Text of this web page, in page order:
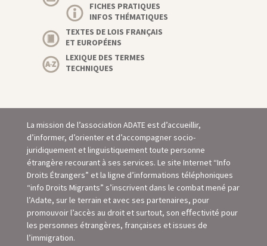
FICHES PRATIQUES
INFOS THÉMATIQUES
TEXTES DE LOIS FRANÇAIS
ET EUROPÉENS
LEXIQUE DES TERMES
TECHNIQUES
La mission de l’association ADATE est d’accueillir,
d’informer, d’orienter et d’accompagner socio-
juridiquement et linguistiquement toute personne
étrangère recourant à ses services. Le site Internet “Info
Droits Étrangers” et la ligne d’informations téléphoniques
“info Droits Migrants” s’inscrivent dans le combat mené par
l’Adate, sur le terrain et avec ses partenaires, pour
promouvoir l’accès au droit et surtout, son eﬀectivité pour
les personnes étrangères, françaises et issues de
l’immigration.